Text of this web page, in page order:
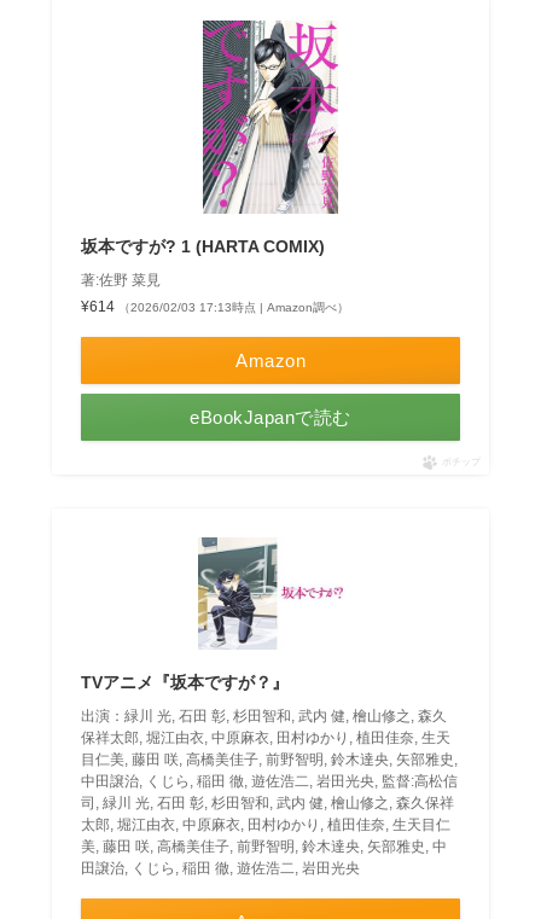
坂本ですが? 1 (HARTA COMIX)
著:佐野 菜見
¥614
（2026/02/03 17:13時点 | Amazon調べ）
Amazon
eBookJapanで読む
ポチップ
TVアニメ『坂本ですが？』
出演：緑川 光, 石田 彰, 杉田智和, 武内 健, 檜山修之, 森久
保祥太郎, 堀江由衣, 中原麻衣, 田村ゆかり, 植田佳奈, 生天
目仁美, 藤田 咲, 高橋美佳子, 前野智明, 鈴木達央, 矢部雅史,
中田譲治, くじら, 稲田 徹, 遊佐浩二, 岩田光央, 監督:高松信
司, 緑川 光, 石田 彰, 杉田智和, 武内 健, 檜山修之, 森久保祥
太郎, 堀江由衣, 中原麻衣, 田村ゆかり, 植田佳奈, 生天目仁
美, 藤田 咲, 高橋美佳子, 前野智明, 鈴木達央, 矢部雅史, 中
田譲治, くじら, 稲田 徹, 遊佐浩二, 岩田光央